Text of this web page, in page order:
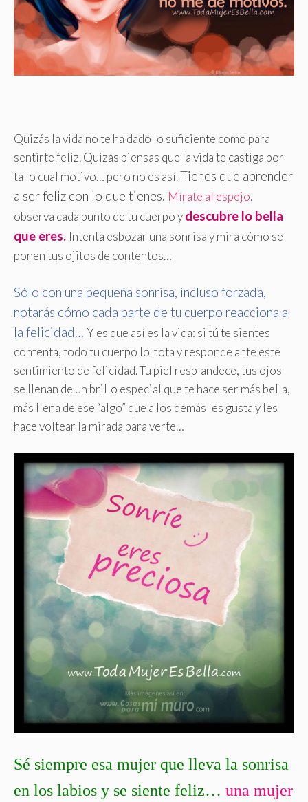
Quizás la vida no te ha dado lo suficiente como para
sentirte feliz. Quizás piensas que la vida te castiga por
tal o cual motivo… pero no es así.Tienes que aprender
a ser feliz con lo que tienes. Mírate al espejo,
observa cada punto de tu cuerpo ydescubre lo bella
que eres. Intenta esbozar una sonrisa y mira cómo se
ponen tus ojitos de contentos…
Sólo con una pequeña sonrisa, incluso forzada,
notarás cómo cada parte de tu cuerpo reacciona a
la felicidad… Y es que así es la vida: si tú te sientes
contenta, todo tu cuerpo lo nota y responde ante este
sentimiento de felicidad. Tu piel resplandece, tus ojos
se llenan de un brillo especial que te hace ser más bella,
más llena de ese “algo” que a los demás les gusta y les
hace voltear la mirada para verte…
Sé siempre esa mujer que lleva la sonrisa
en los labios y se siente feliz… una mujer